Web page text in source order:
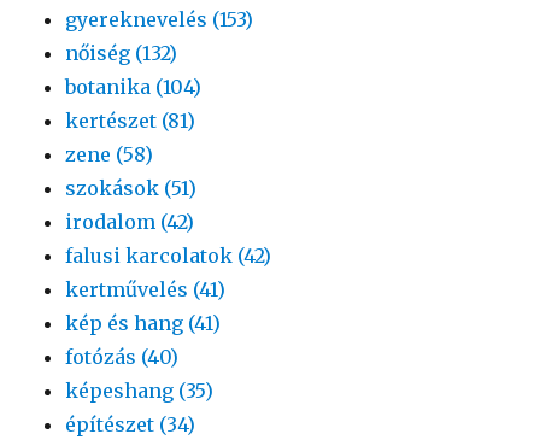
gyereknevelés (153)
nőiség (132)
botanika (104)
kertészet (81)
zene (58)
szokások (51)
irodalom (42)
falusi karcolatok (42)
kertművelés (41)
kép és hang (41)
fotózás (40)
képeshang (35)
építészet (34)